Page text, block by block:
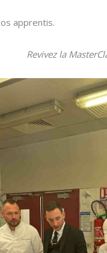
apprentis.
Revivez la